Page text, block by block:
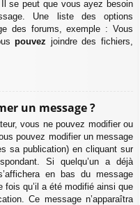
se peut que vous ayez besoin
Une liste des options
des forums, exemple : Vous
pouvez joindre des fichiers,
un message ?
vous ne pouvez modifier ou
pouvez modifier un message
sa publication) en cliquant sur
Si quelqu’un a déjà
en bas du message
fois qu’il a été modifié ainsi que
Ce message n’apparaîtra